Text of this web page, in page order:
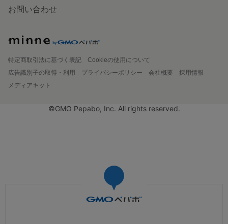
お問い合わせ
特定商取引法に基づく表記
Cookieの使用について
広告識別子の取得・利用
プライバシーポリシー 会社概要
採用情報
メディアキット
©GMO Pepabo, Inc. All rights reserved.